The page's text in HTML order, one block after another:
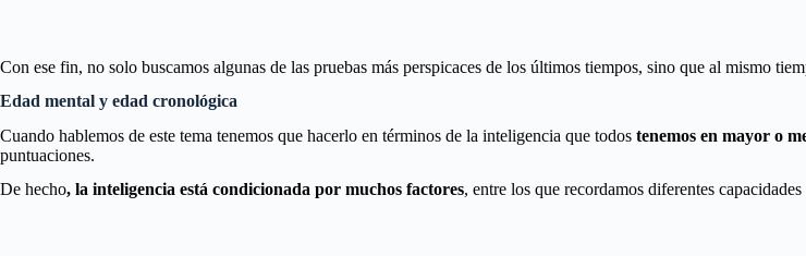
Con ese fin, no solo buscamos algunas de las pruebas más perspicaces de los últimos tiempos, sino que al mismo
Edad mental y edad cronológica
Cuando hablemos de este tema tenemos que hacerlo en términos de la inteligencia que todos tenemos en mayor o
puntuaciones.
De hecho, la inteligencia está condicionada por muchos factores, entre los que recordamos diferentes